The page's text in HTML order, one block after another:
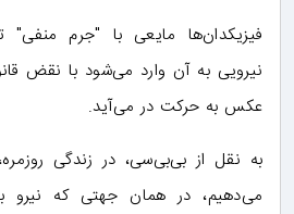
فیزیکدان‌ها مایعی با "جرم منفی"
نیرویی به آن وارد می‌شود با نقض
عکس به حرکت در می‌آید.
به نقل از بی‌بی‌سی، در زندگی
می‌دهیم، در همان جهتی که نیرو